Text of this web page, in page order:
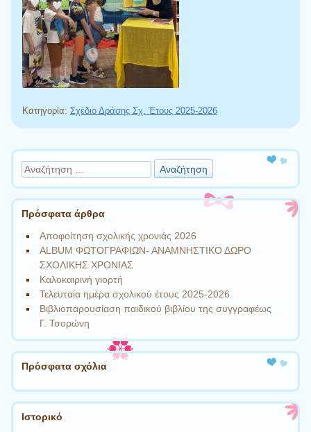
Κατηγορία: Σχέδιο Δράσης Σχ. Έτους 2025-2026
Πλοήγηση άρθρων
Αναζήτηση
Πρόσφατα άρθρα
Αποφοίτηση σχολικής χρονιάς 2026
ALBUM ΦΩΤΟΓΡΑΦΙΩΝ- ΑΝΑΜΝΗΣΤΙΚΟ ΔΩΡΟ
ΣΧΟΛΙΚΗΣ ΧΡΟΝΙΑΣ
Καλοκαιρινή γιορτή
Τελευταία ημέρα σχολικού έτους 2025-2026
Βιβλιοπαρουσίαση παιδικού βιβλίου της συγγραφέως
Γ. Τσορώνη
Πρόσφατα σχόλια
Ιστορικό